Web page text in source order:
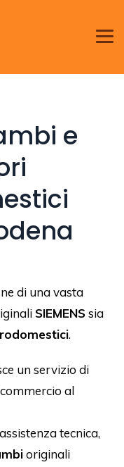
e
di una vasta
SIEMENS sia
.
un servizio di
al
tecnica,
originali